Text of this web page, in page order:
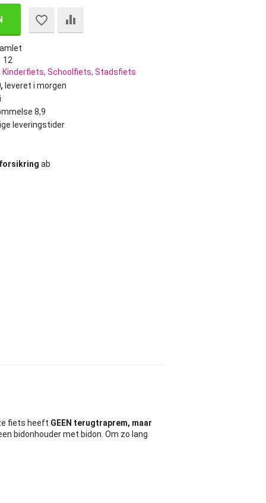
12
Schoolfiets, Stadsfiets
leveret i morgen
8,9
leveringstider
ab
fiets heeft GEEN terugtraprem, maar
bidonhouder met bidon. Om zo lang